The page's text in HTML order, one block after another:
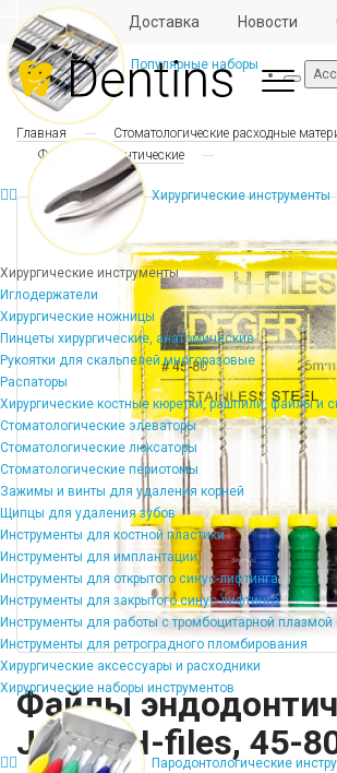
Отзывы Доставка Новости
Популярные наборы
Хирургические инструменты
Хирургические инструменты
Иглодержатели
Хирургические ножницы
Пинцеты хирургические, анатомические
Рукоятки для скальпелей многоразовые
Распаторы
Хирургические костные кюретки, рашпили, файлы и
Стоматологические элеваторы
Стоматологические люксаторы
Стоматологические периотомы
Зажимы и винты для удаления корней
Щипцы для удаления зубов
Инструменты для костной пластики
Инструменты для имплантации
Инструменты для открытого синус-лифтинга
Инструменты для закрытого синус-лифтинга
Инструменты для работы с тромбоцитарной плазмой
Инструменты для ретроградного пломбирования
Хирургические аксессуары и расходники
Хирургические наборы инструментов
Пародонтологические
Главная
Стоматологические расходные
Файлы эндодонтические
Файлы
JiNGC H-files, 45-